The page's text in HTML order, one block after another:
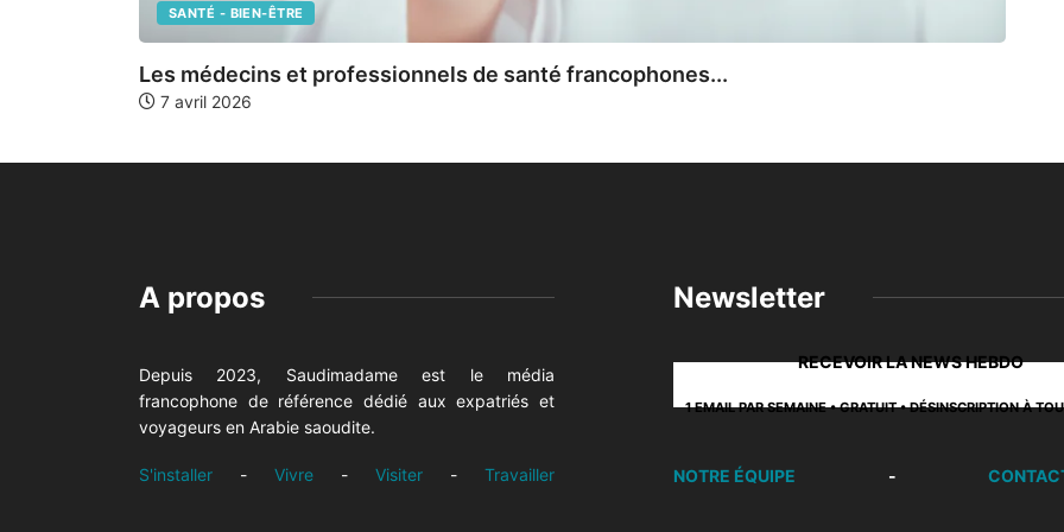
SANTÉ - BIEN-ÊTRE
Les médecins et professionnels de santé francophones...
7 avril 2026
A propos
Depuis 2023, Saudimadame est le média
francophone de référence dédié aux expatriés et
voyageurs en Arabie saoudite.
S'installer - Vivre - Visiter - Travailler
Newsletter
RECEVOIR LA NEWS HEBDO
1 EMAIL PAR SEMAINE • GRATUIT • DÉSINSCRIPTION À
NOTRE ÉQUIPE -